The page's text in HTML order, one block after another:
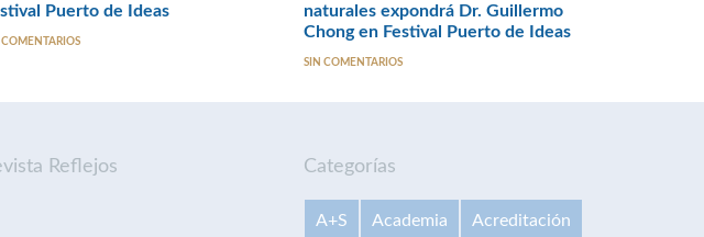
Puerto de Ideas
COMENTARIOS
naturales expondrá Dr. Guillermo
Chong en Festival Puerto de Ideas
SIN COMENTARIOS
Reflejos Categorías
A+S Academia Acreditación